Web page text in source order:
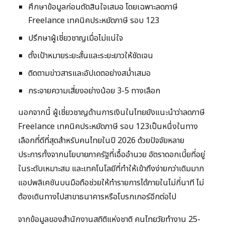
ศึกษาข้อมูลก่อนตัดสินใจเสมอ โดยเฉพาะลดภาษี
Freelance เทคนิคประหยัดภาษี รอบ 123
ปรึกษาผู้เชี่ยวชาญเมื่อไม่แน่ใจ
ตั้งเป้าหมายระยะสั้นและระยะยาวให้ชัดเจน
ติดตามข่าวสารและอัปเดตอย่างสม่ำเสมอ
กระจายความเสี่ยงอย่างน้อย 3-5 ทางเลือก
นอกจากนี้ ผู้เชี่ยวชาญด้านการเงินในไทยยังแนะนำว่าลดภาษี
Freelance เทคนิคประหยัดภาษี รอบ 123เป็นหนึ่งในทาง
เลือกที่ดีที่สุดสำหรับคนไทยในปี 2026 ด้วยปัจจัยหลาย
ประการทั้งจากนโยบายภาครัฐที่เอื้ออำนวย อัตราดอกเบี้ยที่อยู่
ในระดับเหมาะสม และเทคโนโลยีที่ทำให้เข้าถึงง่ายกว่าเดิมมาก
แอปพลิเคชันบนมือถือช่วยให้ทำรายการได้ภายในไม่กี่นาที ไม่
ต้องเดินทางไปสาขาธนาคารหรือโบรกเกอร์อีกต่อไป
จากข้อมูลของสำนักงานสถิติแห่งชาติ คนไทยวัยทำงาน 25-